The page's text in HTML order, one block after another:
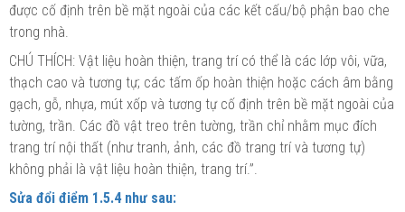
được cố định trên bề mặt ngoài của các kết cấu/bộ phận bao che
trong nhà.
CHÚ THÍCH: Vật liệu hoàn thiện, trang trí có thểlà các lớp vôi, vữa,
thạch cao và tương tự; các tấm ốp hoàn thiện hoặc cách âm bằng
gạch, gỗ, nhựa, mút xốp và tương tự cố định trên bề mặt ngoài của
tường, trần. Các đồ vật treo trên tường, trần chỉ nhằm mục đích
trang trí nội thất (như tranh, ảnh, các đồ trang trí và tương tự)
không phải là vật liệu hoàn thiện, trang trí.”.
Sửa đổi điểm 1.5.4 như sau: